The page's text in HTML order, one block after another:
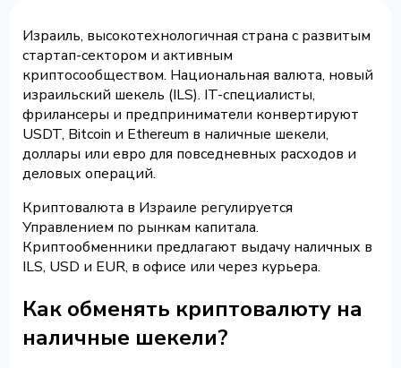
Израиль, высокотехнологичная страна с развитым
стартап-сектором и активным
криптосообществом. Национальная валюта, новый
израильский шекель (ILS). IT-специалисты,
фрилансеры и предприниматели конвертируют
USDT, Bitcoin и Ethereum в наличные шекели,
доллары или евро для повседневных расходов и
деловых операций.
Криптовалюта в Израиле регулируется
Управлением по рынкам капитала.
Криптообменники предлагают выдачу наличных в
ILS, USD и EUR, в офисе или через курьера.
Как обменять криптовалюту на
наличные шекели?